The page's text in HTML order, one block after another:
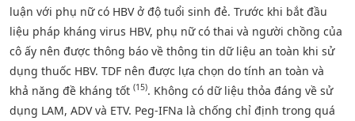
luận với phụ nữ có HBV ở độ tuổi sinh đẻ. Trước khi bắt đầu
liệu pháp kháng virus HBV, phụ nữ có thai và người chồng của
cô ấy nên được thông báo về thông tin dữ liệu an toàn khi sử
dụng thuốc HBV. TDF nên được lựa chọn do tính an toàn và
khả năng đề kháng tốt (15). Không có dữ liệu thỏa đáng về sử
dụng LAM, ADV và ETV. Peg-IFNa là chống chỉ định trong quá